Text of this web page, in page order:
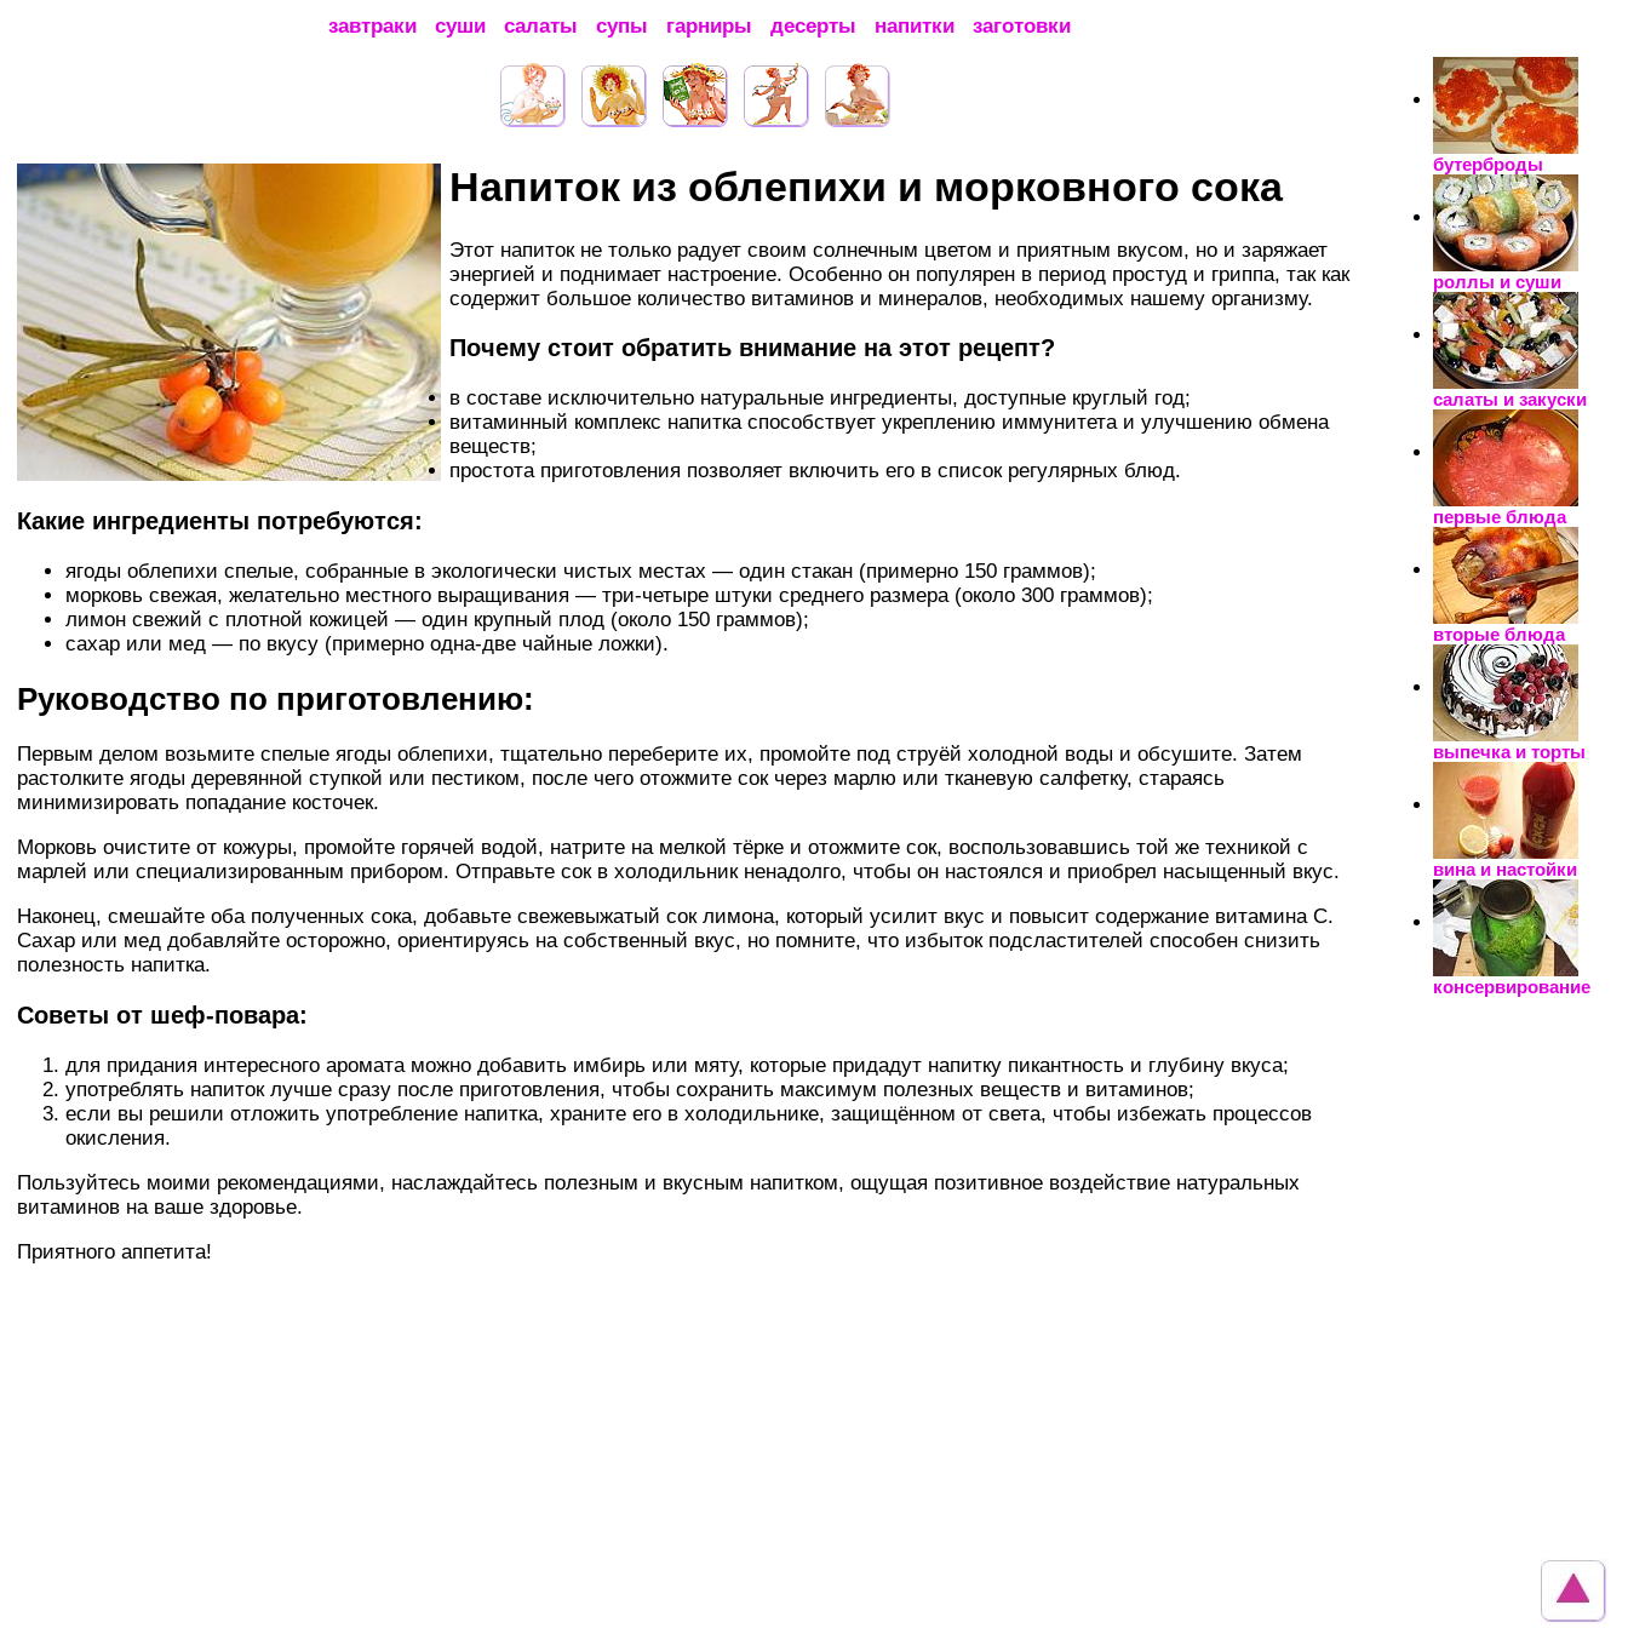
завтраки суши салаты супы гарниры десерты напитки заготовки
Напиток из облепихи и морковного сока
Этот напиток не только радует своим солнечным цветом и приятным вкусом, но и заряжает
энергией и поднимает настроение. Особенно он популярен в период простуд и гриппа, так как
содержит большое количество витаминов и минералов, необходимых нашему организму.
Почему стоит обратить внимание на этот рецепт?
в составе исключительно натуральные ингредиенты, доступные круглый год;
витаминный комплекс напитка способствует укреплению иммунитета и улучшению обмена
веществ;
простота приготовления позволяет включить его в список регулярных блюд.
Какие ингредиенты потребуются:
ягоды облепихи спелые, собранные в экологически чистых местах — один стакан (примерно 150 граммов);
морковь свежая, желательно местного выращивания — три-четыре штуки среднего размера (около 300 граммов);
лимон свежий с плотной кожицей — один крупный плод (около 150 граммов);
сахар или мед — по вкусу (примерно одна-две чайные ложки).
Руководство по приготовлению:
Первым делом возьмите спелые ягоды облепихи, тщательно переберите их, промойте под струёй холодной воды и обсушите. Затем
растолките ягоды деревянной ступкой или пестиком, после чего отожмите сок через марлю или тканевую салфетку, стараясь
минимизировать попадание косточек.
Морковь очистите от кожуры, промойте горячей водой, натрите на мелкой тёрке и отожмите сок, воспользовавшись той же техникой с
марлей или специализированным прибором. Отправьте сок в холодильник ненадолго, чтобы он настоялся и приобрел насыщенный вкус.
Наконец, смешайте оба полученных сока, добавьте свежевыжатый сок лимона, который усилит вкус и повысит содержание витамина C.
Сахар или мед добавляйте осторожно, ориентируясь на собственный вкус, но помните, что избыток подсластителей способен снизить
полезность напитка.
Советы от шеф-повара:
для придания интересного аромата можно добавить имбирь или мяту, которые придадут напитку пикантность и глубину вкуса;
употреблять напиток лучше сразу после приготовления, чтобы сохранить максимум полезных веществ и витаминов;
если вы решили отложить употребление напитка, храните его в холодильнике, защищённом от света, чтобы избежать процессов
окисления.
Пользуйтесь моими рекомендациями, наслаждайтесь полезным и вкусным напитком, ощущая позитивное воздействие натуральных
витаминов на ваше здоровье.
Приятного аппетита!
бутерброды
роллы и суши
салаты и закуски
первые блюда
вторые блюда
выпечка и торты
вина и настойки
консервирование